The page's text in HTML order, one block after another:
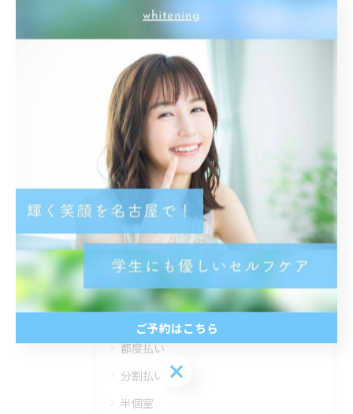
歯科医師提携 安心安全 笑顔
イメチェン 印象UP 美男 美女
一覧に戻る 次のページ >
カテゴリー
全てのカテゴリー
トーンアップ
都度払い
分割払い
半個室
ご予約はこちら
ご予約はこちら